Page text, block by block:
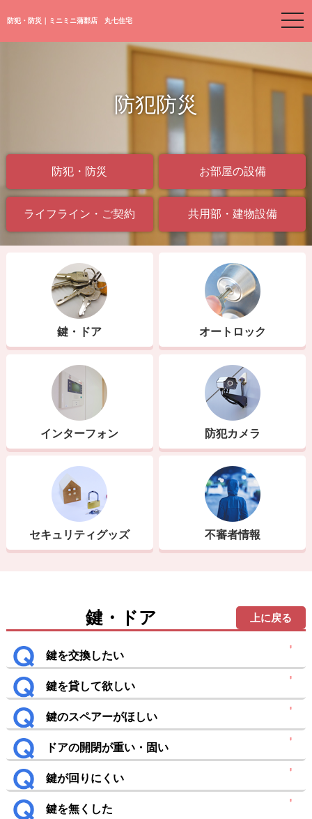
防犯・防災｜ミニミニ蒲郡店 丸七住宅
防犯防災
防犯・防災 お部屋の設備
ライフライン・ご契約 共用部・建物設備
鍵・ドア オートロック
インターフォン 防犯カメラ
セキュリティグッズ 不審者情報
鍵・ドア 上に戻る
鍵を交換したい
鍵を貸して欲しい
鍵のスペアーがほしい
ドアの開閉が重い・固い
鍵が回りにくい
鍵を無くした